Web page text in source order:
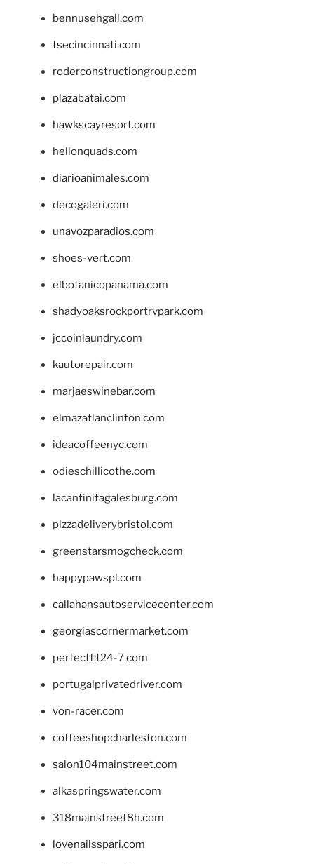
bennusehgall.com
tsecincinnati.com
roderconstructiongroup.com
plazabatai.com
hawkscayresort.com
hellonquads.com
diarioanimales.com
decogaleri.com
unavozparadios.com
shoes-vert.com
elbotanicopanama.com
shadyoaksrockportrvpark.com
jccoinlaundry.com
kautorepair.com
marjaeswinebar.com
elmazatlanclinton.com
ideacoffeenyc.com
odieschillicothe.com
lacantinitagalesburg.com
pizzadeliverybristol.com
greenstarsmogcheck.com
happypawspl.com
callahansautoservicecenter.com
georgiascornermarket.com
perfectfit24-7.com
portugalprivatedriver.com
von-racer.com
coffeeshopcharleston.com
salon104mainstreet.com
alkaspringswater.com
318mainstreet8h.com
lovenailsspari.com